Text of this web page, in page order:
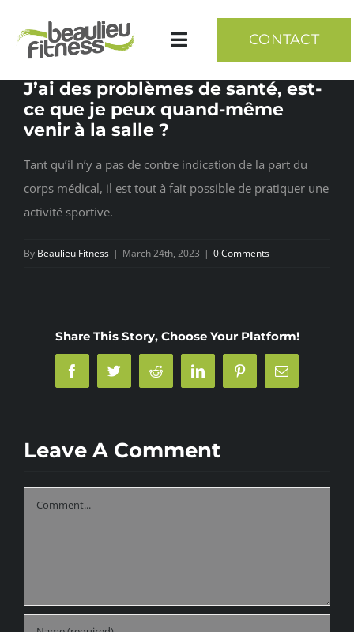
content
Toggle
Navigation
Accueil
Cardio – Muscu – Zone libre
Coaching perso
CONTACT
J’ai des problèmes de santé, est-
ce que je peux quand-même
venir à la salle ?
Tant qu’il n’y a pas de contre indication de la part du
corps médical, il est tout à fait possible de pratiquer une
activité sportive.
By Beaulieu Fitness | March 24th, 2023 | 0 Comments
Share This Story, Choose Your Platform!
FacebookTwitterReddit LinkedInPinterestEmail
Leave A Comment
Comment